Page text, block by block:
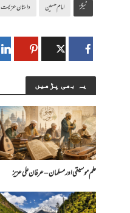
ٹیگز امام حسین داستان عزیمت
یہ بھی پڑھیں
علم موسیقی اور مسلمان – عرفان علی عزیز